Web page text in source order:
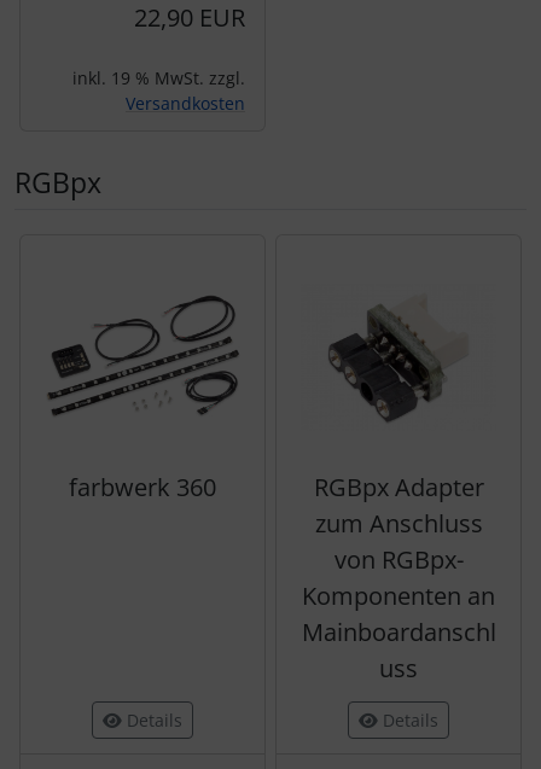
22,90 EUR
inkl. 19 % MwSt. zzgl.
Versandkosten
RGBpx
farbwerk 360
Details
RGBpx Adapter
zum Anschluss
von RGBpx-
Komponenten an
Mainboardanschl
uss
Details